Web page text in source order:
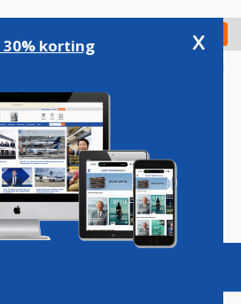
Check in
Podcasts Vacatures
korting x